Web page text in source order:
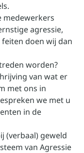
medewerkers
agressie,
doen wij dan
worden?
van wat er
met ons in
we met u
in de
(verbaal) geweld
van Agressie